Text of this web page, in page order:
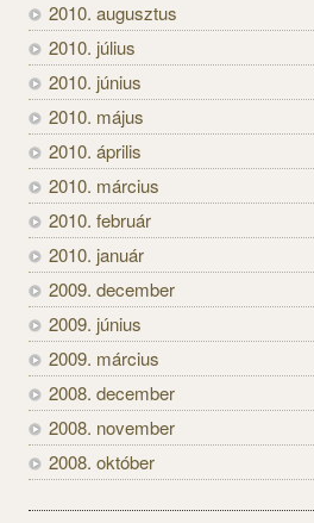
2010. augusztus
2010. július
2010. június
2010. május
2010. április
2010. március
2010. február
2010. január
2009. december
2009. június
2009. március
2008. december
2008. november
2008. október